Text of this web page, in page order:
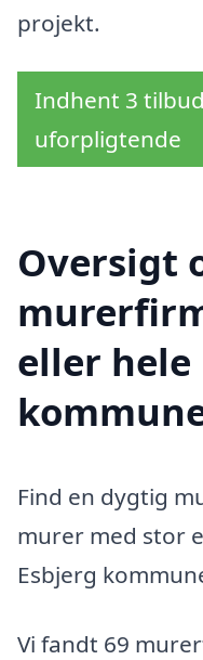
projekt.
Indhent 3
uforpligtende
Oversigt
eller hele
Find en dygtig
murer med stor
Esbjerg
Vi fandt 69